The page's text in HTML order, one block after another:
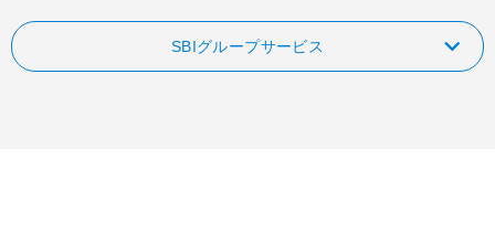
SBIグループサービス